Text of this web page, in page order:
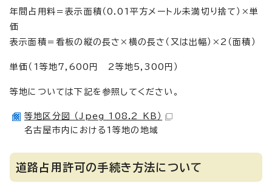
年間占用料＝表示面積（0.01平方メートル未満切り捨て）×単
価
表示面積＝看板の縦の長さ×横の長さ（又は出幅）×2（面積）
単価（1等地7,600円 2等地5,300円）
等地については下記を参照してください。
等地区分図 （Jpeg 108.2 KB）
名古屋市内における1等地の地域
道路占用許可の手続き方法について